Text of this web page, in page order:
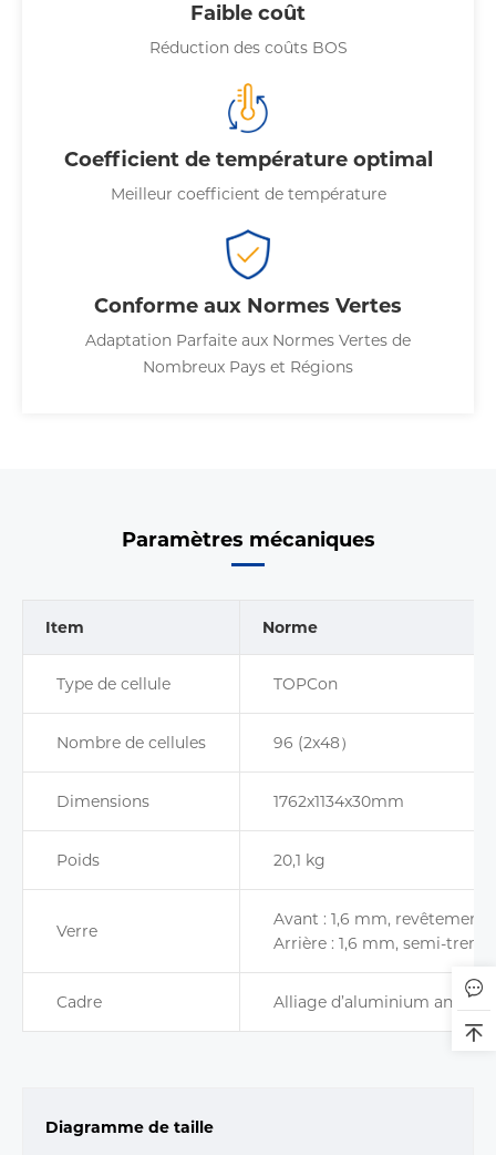
Faible coût
Réduction des coûts BOS
Coefficient de température optimal
Meilleur coefficient de température
Conforme aux Normes Vertes
Adaptation Parfaite aux Normes Vertes de
Nombreux Pays et Régions
Paramètres mécaniques
Item Norme
Type de cellule TOPCon
Nombre de cellules 96 (2x48）
Dimensions 1762x1134x30mm
Poids 20,1 kg
Verre
Avant : 1,6 mm,
Arrière : 1,6 mm, semi-
Cadre Alliage d’aluminium anodisé
Diagramme de taille